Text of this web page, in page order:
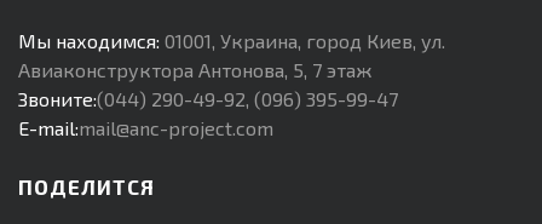
Мы находимся: 01001, Украина, город Киев, ул.
Авиаконструктора Антонова, 5, 7 этаж
Звоните:(044) 290-49-92, (096) 395-99-47
E-mail:mail@anc-project.com
ПОДЕЛИТСЯ